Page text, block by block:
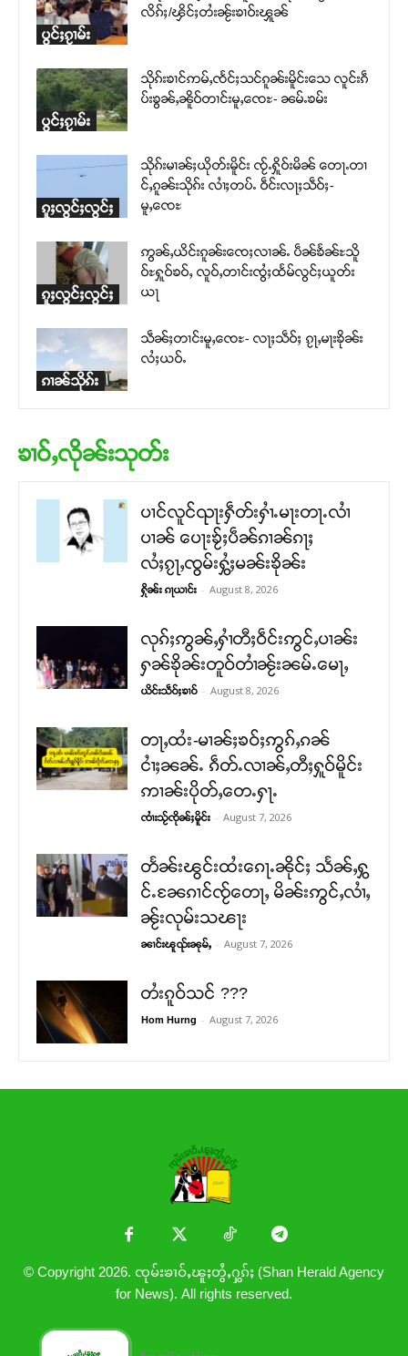
ပွင်ႈၵႂၢမ်း
လိၵ်ႈ/ၾိင်ႈတႆးၼႂ်းၶၢဝ်းၾူၼ်
ပွင်ႈၵႂၢမ်း
သိုၵ်းၶၢင်ဢမ်ႇၸႅင်ႈသင်ၵူၼ်းမိူင်းသေ လူင်းၵဵ
ပ်းၶွၼ်ႇၼိူဝ်တၢင်းမူႇၸေႊ- ၼမ်ႉၶမ်း
ၵူႈလွင်ႈလွင်ႈ
သိုၵ်းမၢၼ်ႈယိုတ်းမိူင်း ၸႂ်ႉႁိူဝ်းမိၼ် တေႃႉတၢ
င်ႇၵူၼ်းသိုၵ်း လၢႆႈတပ်ႉ ဝဵင်းလႃႈသဵဝ်ႈ-
မူႇၸေႊ
ၵူႈလွင်ႈလွင်ႈ
ဢွၼ်ႇယိင်းၵူၼ်းၸေႈလၢၼ်ႉ ပဵၼ်ၶႅၼ်ႊသိူ
ဝ်ႊႁူဝ်ၶဝ်ႇ လူဝ်ႇတၢင်းၸွႆႈထႅမ်လွင်ႈယူတ်း
ယႃ
ၵၢၼ်သိုၵ်း
သဵၼ်ႈတၢင်းမူႇၸေႊ- လႃႈသဵဝ်ႈ ၵႂႃႇမႃးၶိုၼ်း
လႆႈယဝ်ႉ
ၶၢဝ်ႇလိုၼ်းသုတ်း
ပၢင်လူင်ၺႃးႁဵတ်းႁၢႆႉမႃးတႃႉလၢႆ
ပၢၼ် ​​ပေႃးၶႂ်ႈပဵၼ်ၵၢၼ်ၵႃႈ
လႆႈၵႂႃႇၸွမ်းႁွႆႈမၼ်းၶိုၼ်း
ႁိုၼ်း ၵႃယၢင်း - August 8, 2026
လုၵ်ႈဢွၼ်ႇႁၢႆတီႈဝဵင်းဢွင်ႇပၢၼ်း
ႁၼ်ၶိုၼ်းတူဝ်တၢႆၼႂ်းၼမ်ႉမေႃႇ
ယိင်းသဵဝ်ႈၶၢဝ် - August 8, 2026
တႃႇထႆး-မၢၼ်ႈၶဝ်ႈဢွၵ်ႇၵၼ်
ငၢႆႈၼၼ်ႉ ၵဵတ်ႉလၢၼ်ႇတီႈႁူဝ်မိူင်း
ဢၢၼ်းပိုတ်ႇတေႉႁႃႉ
ၸၢႆးသႂ်ၸိုၼ်ႈမိူင်း - August 7, 2026
တႅၼ်းၽွင်းထႆးၵေႃႉၼိုင်ႈ သႅၼ်ႇႁွ
င်ႉၼႄၵၢင်ၸႂ်တေႃႇ မိၼ်းဢွင်ႇလၢႆႇ
ၼႂ်းလုမ်းသၽႃး
ၼၢင်းၽူၺ်းၼုမ်ႇ - August 7, 2026
တႆးၵူဝ်သင် ???
Hom Hurng - August 7, 2026
© Copyright 2026. ၸုမ်းၶၢဝ်ႇၽူႈတွႆႇႁွၵ်ႈ (Shan Herald Agency
for News). All rights reserved.